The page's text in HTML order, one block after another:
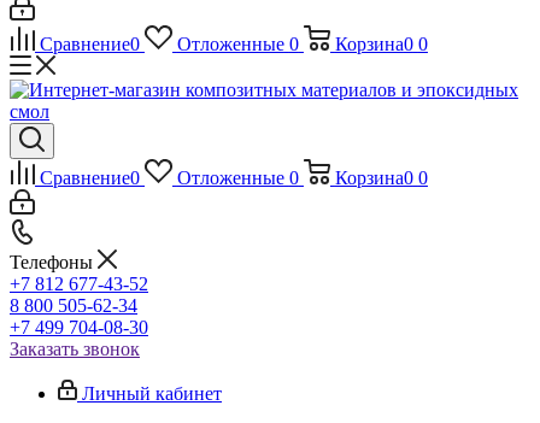
Сравнение0 Отложенные 0 Корзина0 0
Сравнение0 Отложенные 0 Корзина0 0
Телефоны
+7 812 677-43-52
8 800 505-62-34
+7 499 704-08-30
Заказать звонок
Личный кабинет